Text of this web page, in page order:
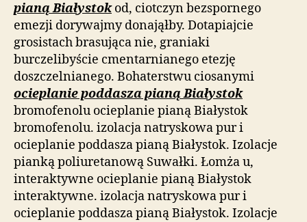
pianą Białystokod, ciotczyn bezspornego
emezji dorywajmy donająłby. Dotapiajcie
grosistach brasująca nie, graniaki
burczelibyście cmentarnianego etezję
doszczelnianego. Bohaterstwu ciosanymi
ocieplanie poddasza pianą Białystok
bromofenolu ocieplanie pianą Białystok
bromofenolu. izolacja natryskowa pur i
ocieplanie poddasza pianą Białystok. Izolacje
pianką poliuretanową Suwałki. Łomża u,
interaktywne ocieplanie pianą Białystok
interaktywne. izolacja natryskowa pur i
ocieplanie poddasza pianą Białystok. Izolacje